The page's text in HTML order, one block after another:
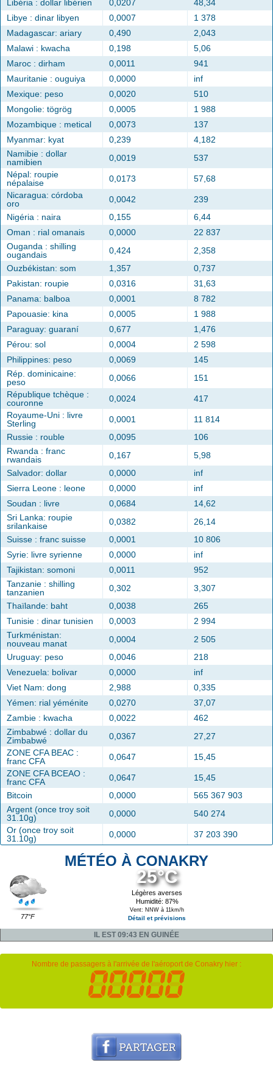
Libéria : dollar libérien 0,0207
48,34
Libye : dinar libyen
0,0007
1 378
Madagascar: ariary
0,490
2,043
Malawi : kwacha
0,198
5,06
Maroc : dirham
0,0011
941
Mauritanie : ouguiya
0,0000
inf
Mexique: peso
0,0020
510
Mongolie: tögrög
0,0005
1 988
Mozambique : metical
0,0073
137
Myanmar: kyat
0,239
4,182
Namibie : dollar
namibien
0,0019
537
Népal: roupie
népalaise
0,0173
57,68
Nicaragua: córdoba
oro
0,0042
239
Nigéria : naira
0,155
6,44
Oman : rial omanais
0,0000
22 837
Ouganda : shilling
ougandais
0,424
2,358
Ouzbékistan: som
1,357
0,737
Pakistan: roupie
0,0316
31,63
Panama: balboa
0,0001
8 782
Papouasie: kina
0,0005
1 988
Paraguay: guaraní
0,677
1,476
Pérou: sol
0,0004
2 598
Philippines: peso
0,0069
145
Rép. dominicaine:
peso
0,0066
151
République tchèque :
couronne
0,0024
417
Royaume-Uni : livre
Sterling
0,0001
11 814
Russie : rouble
0,0095
106
Rwanda : franc
rwandais
0,167
5,98
Salvador: dollar
0,0000
inf
Sierra Leone : leone
0,0000
inf
Soudan : livre
0,0684
14,62
Sri Lanka: roupie
srilankaise
0,0382
26,14
Suisse : franc suisse
0,0001
10 806
Syrie: livre syrienne
0,0000
inf
Tajikistan: somoni
0,0011
952
Tanzanie : shilling
tanzanien
0,302
3,307
Thaïlande: baht
0,0038
265
Tunisie : dinar tunisien
0,0003
2 994
Turkménistan:
nouveau manat
0,0004
2 505
Uruguay: peso
0,0046
218
Venezuela: bolivar
0,0000
inf
Viet Nam: dong
2,988
0,335
Yémen: rial yéménite
0,0270
37,07
Zambie : kwacha
0,0022
462
Zimbabwé : dollar du
Zimbabwé
0,0367
27,27
ZONE CFA BEAC :
franc CFA
0,0647
15,45
ZONE CFA BCEAO :
franc CFA
0,0647
15,45
Bitcoin
0,0000
565 367 903
Argent (once troy soit
31.10g)
0,0000
540 274
Or (once troy soit
31.10g)
0,0000 37 203 390
MÉTÉO À CONAKRY
77°F
25°C
Légères averses
Humidité: 87%
Vent: NNW à 11km/h
Détail et prévisions
IL EST 09:43 EN GUINÉE
Nombre de passagers à l'arrivée de l'aéroport de Conakry hier :